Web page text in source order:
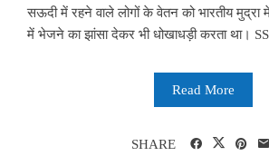
सऊदी में रहने वाले लोगों के वेतन को भारतीय मुद्रा
में भेजने का झांसा देकर भी धोखाधड़ी करता था।
Read More
SHARE